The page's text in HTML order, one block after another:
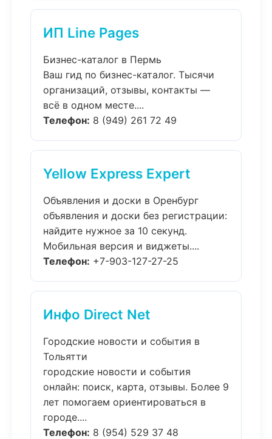
ИП Line Pages
Бизнес-каталог в Пермь
Ваш гид по бизнес-каталог. Тысячи
организаций, отзывы, контакты —
всё в одном месте....
Телефон: 8 (949) 261 72 49
Yellow Express Expert
Объявления и доски в Оренбург
объявления и доски без регистрации:
найдите нужное за 10 секунд.
Мобильная версия и виджеты....
Телефон: +7-903-127-27-25
Инфо Direct Net
Городские новости и события в
Тольятти
городские новости и события
онлайн: поиск, карта, отзывы. Более 9
лет помогаем ориентироваться в
городе....
Телефон: 8 (954) 529 37 48